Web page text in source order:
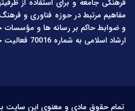
فرهنگی جامعه و برای استفاده از
مفاهیم مرتبط در حوزه فناوری و
و ضوابط حاکم بر رسانه ها و مؤسسات
ارشاد اسلامی به شماره 70016 فعالیت خود را آغاز کرده است.
تمام حقوق مادی و معنوی این سایت